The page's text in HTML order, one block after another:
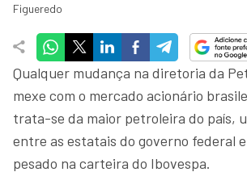
Figueredo
Qualquer mudança na diretoria da
mexe com o mercado acionário
trata-se da maior petroleira do país,
entre as estatais do governo federal
pesado na carteira do Ibovespa.